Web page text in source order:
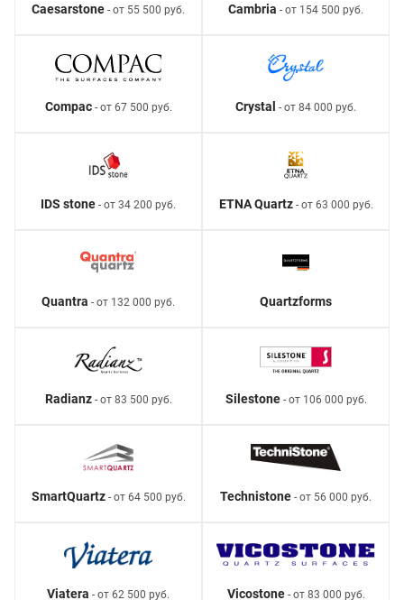
Caesarstone - от 55 500 руб. Cambria - от 154 500 руб.
Compac- от 67 500 руб. Crystal - от 84 000 руб.
IDS stone - от 34 200 руб. ETNA Quartz- от 63 000 руб.
Quantra - от 132 000 руб. Quartzforms
Radianz- от 83 500 руб. Silestone- от 106 000 руб.
SmartQuartz- от 64 500 руб. Technistone - от 56 000 руб.
Viatera - от 62 500 руб. Vicostone- от 83 000 руб.